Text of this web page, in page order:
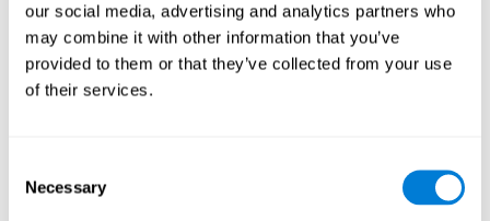
our social media, advertising and analytics partners who
may combine it with other information that you’ve
provided to them or that they’ve collected from your use
of their services.
Selection
Necessary
إنّ تنبيه المهارات باستمرار يساعد في إنشاء مشبك عصبي جديد وإعادة
تنظيم الدوائر العصبية وتحسّن الوظائف المعرفية. هدف الأزواج
الموسيقية هو تنبيه القدرات المتعلّقة بالاعتراف والذاكرة الصوتية قصيرة